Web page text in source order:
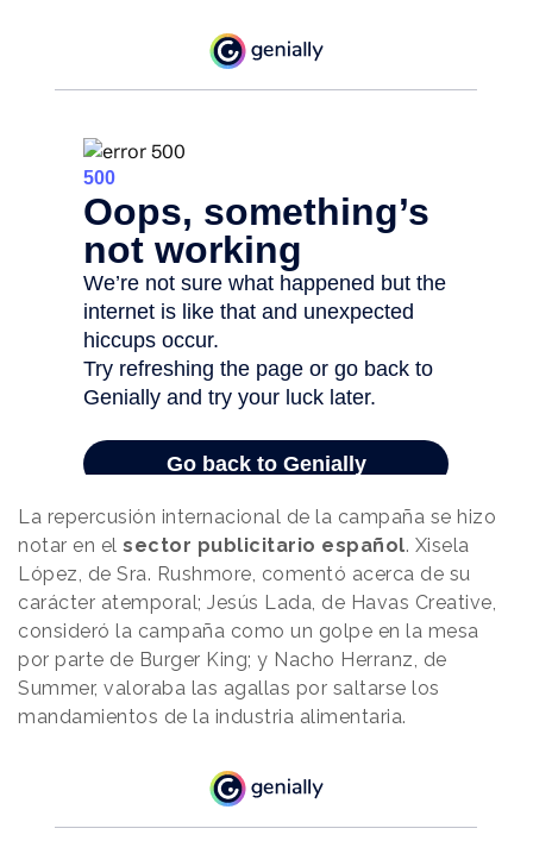
La repercusión internacional de la campaña se hizo
notar en el sector publicitario español. Xisela
López, de Sra. Rushmore, comentó acerca de su
carácter atemporal; Jesús Lada, de Havas Creative,
consideró la campaña como un golpe en la mesa
por parte de Burger King; y Nacho Herranz, de
Summer, valoraba las agallas por saltarse los
mandamientos de la industria alimentaria.